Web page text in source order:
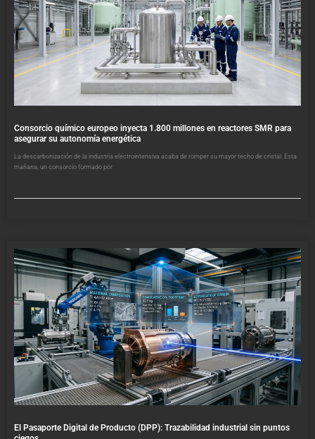
Consorcio químico europeo inyecta 1.800 millones en reactores SMR para
asegurar su autonomía energética
La descarbonización de la industria electrointensiva acaba de romper su mayor techo de cristal. Esta
mañana, un consorcio formado por
El Pasaporte Digital de Producto (DPP): Trazabilidad industrial sin puntos